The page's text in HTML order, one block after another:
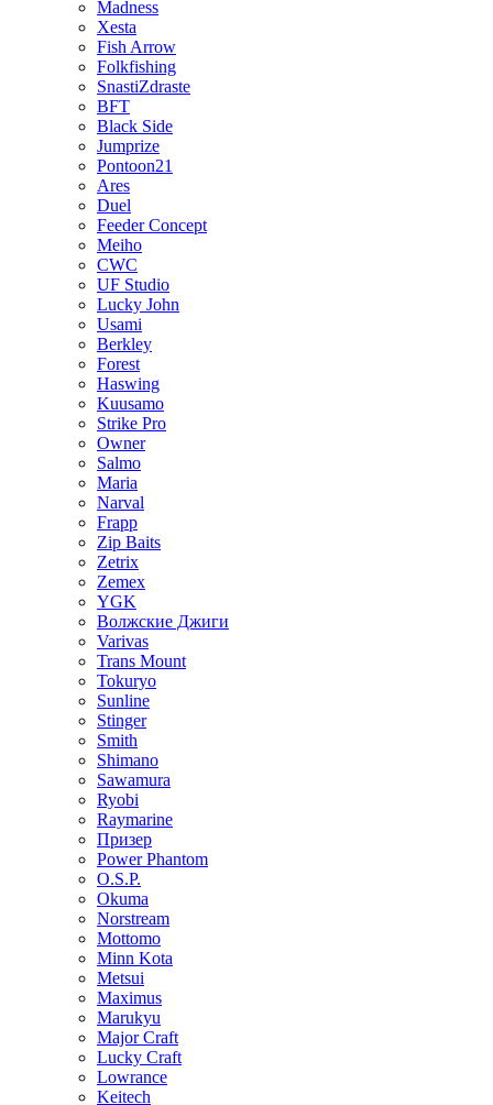
Madness
Xesta
Fish Arrow
Folkfishing
SnastiZdraste
BFT
Black Side
Jumprize
Pontoon21
Ares
Duel
Feeder Concept
Meiho
CWC
UF Studio
Lucky John
Usami
Berkley
Forest
Haswing
Kuusamo
Strike Pro
Owner
Salmo
Maria
Narval
Frapp
Zip Baits
Zetrix
Zemex
YGK
Волжские Джиги
Varivas
Trans Mount
Tokuryo
Sunline
Stinger
Smith
Shimano
Sawamura
Ryobi
Raymarine
Призер
Power Phantom
O.S.P.
Okuma
Norstream
Mottomo
Minn Kota
Metsui
Maximus
Marukyu
Major Craft
Lucky Craft
Lowrance
Keitech